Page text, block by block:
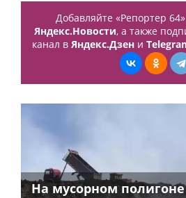
Добавляйте «Репортер
Яндекс.Новости, а также
канал в Яндекс.Дзени
На мусорном полигоне